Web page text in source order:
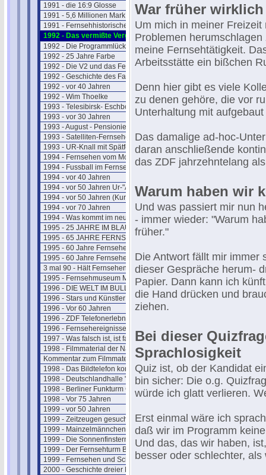
1991 - die 16:9 Glosse
1991 - 5,6 Millionen Mark
1991 - Fernsehhistorischer Rückblick
1992 - Das vermißte Vergnügen
1992 - Die Programmlücke im Fernsehen
1992 - 25 Jahre Farbe
1992 - Die V2 und das Fernsehen
1992 - Geschichte des Farbferns.
1992 - vor 40 Jahren
1992 - Wim Thoelke
1993 - Telesibirsk- Eschborns Urzeit
1993 - vor 30 Jahren
1993 - August - Pensionierung
1993 - Satelliten-Fernsehen
1993 - UR-Knall mit Spätfolgen
1994 - Fernsehen vom Mond
1994 - Fussball im Fernsehen
1994 - vor 40 Jahren
1994 - vor 50 Jahren Ur-"ARTE"
1994 - vor 50 Jahren (Kurzform)
1994 - vor 70 Jahren
1994 - Was kommt im neuen Jahr ?
1995 - 25 JAHRE IM BLAUEN STUDIO
1995 - 65 JAHRE FERNSEHSPIEL
1995 - 60 Jahre Fernsehen (kurz)
1995 - 60 Jahre Fernsehen (lang)
3 mal 90 - Hält Fernsehen jung ?
1995 - Fernsehmuseum Mainz
1996 - DIE WELT IM BULLAUGE
1996 - Stars und Künstler
1996 - Vor 60 Jahren
1996 - ZDF Telefonerlebnisse
1996 - Fernsehereignisse in 1997
1997 - Was falsch ist, ist falsch
1998 - Filmmaterial der Nazizeit
Kommentar zum Filmmaterial
1998 - Das Bildtelefon kommt
1998 - Deutschlandhalle "Geschlossen"
1998 - Berliner Funkturm GESPRENGT !
1998 - Vor 75 Jahren
1999 - vor 50 Jahren
1999 - Zeitzeugen gesucht
1999 - Mainzelmännchen in Hollywood
1999 - Die Sonnenfinsternis
1999 - Der Fernsehturm Berlin(Ost)
1999 - Fernsehen und Schutzheilige
2000 - Geschichte dreier Fernsehtürme
War früher
Um mich in meiner
Problemen
meine Fernsehtätigkeit.
Arbeitsstätte ein bißchen
Denn hier gibt es viele
zu denen gehöre, die vor
Unterhaltung mit
Das damalige ad-hoc-
daran anschließende
das ZDF jahrzehntelang
Warum haben wir
Und was passiert mir nun
- immer wieder: "Warum
früher."
Die Antwort fällt mir immer
dieser Gespräche herum-
Papier. Dann kann ich
die Hand drücken und
ziehen.
Bei dieser
Sprachlosigkeit
Quiz ist, ob der Kandidat
bin sicher: Die o.g.
würde ich glatt verlieren.
Erst einmal wäre ich
daß wir im Programm
Und das, das wir haben,
besser oder schlechter, als